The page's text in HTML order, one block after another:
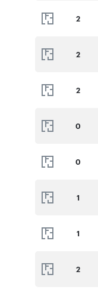
2
2
2
0
0
1
1
2